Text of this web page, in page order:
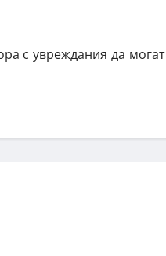
с увреждания да могат